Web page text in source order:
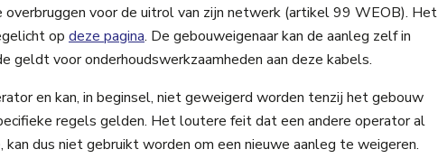
overbruggen voor de uitrol van zijn netwerk (artikel 99 WEOB). Het
op deze pagina. De gebouweigenaar kan de aanleg zelf in
geldt voor onderhoudswerkzaamheden aan deze kabels.
en kan, in beginsel, niet geweigerd worden tenzij het gebouw
regels gelden. Het loutere feit dat een andere operator al
dus niet gebruikt worden om een nieuwe aanleg te weigeren.